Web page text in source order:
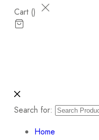
Cart ()
Search for:
Home